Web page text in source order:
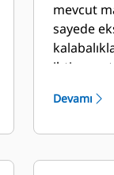
mevcut
sayede
ihtiyaç
Devamı